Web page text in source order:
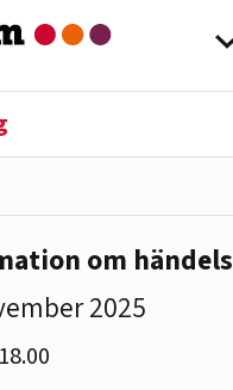
om
2025
18.00